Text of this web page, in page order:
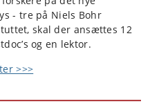
- tre på Niels Bohr
skal der ansættes 12
og en lektor.
>>>